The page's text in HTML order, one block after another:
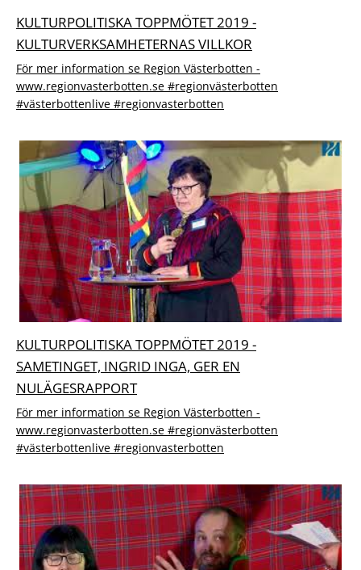
KULTURPOLITISKA TOPPMÖTET 2019 -
KULTURVERKSAMHETERNAS VILLKOR
För mer information se Region Västerbotten -
www.regionvasterbotten.se #regionvästerbotten
#västerbottenlive #regionvasterbotten
KULTURPOLITISKA TOPPMÖTET 2019 -
SAMETINGET, INGRID INGA, GER EN
NULÄGESRAPPORT
För mer information se Region Västerbotten -
www.regionvasterbotten.se #regionvästerbotten
#västerbottenlive #regionvasterbotten